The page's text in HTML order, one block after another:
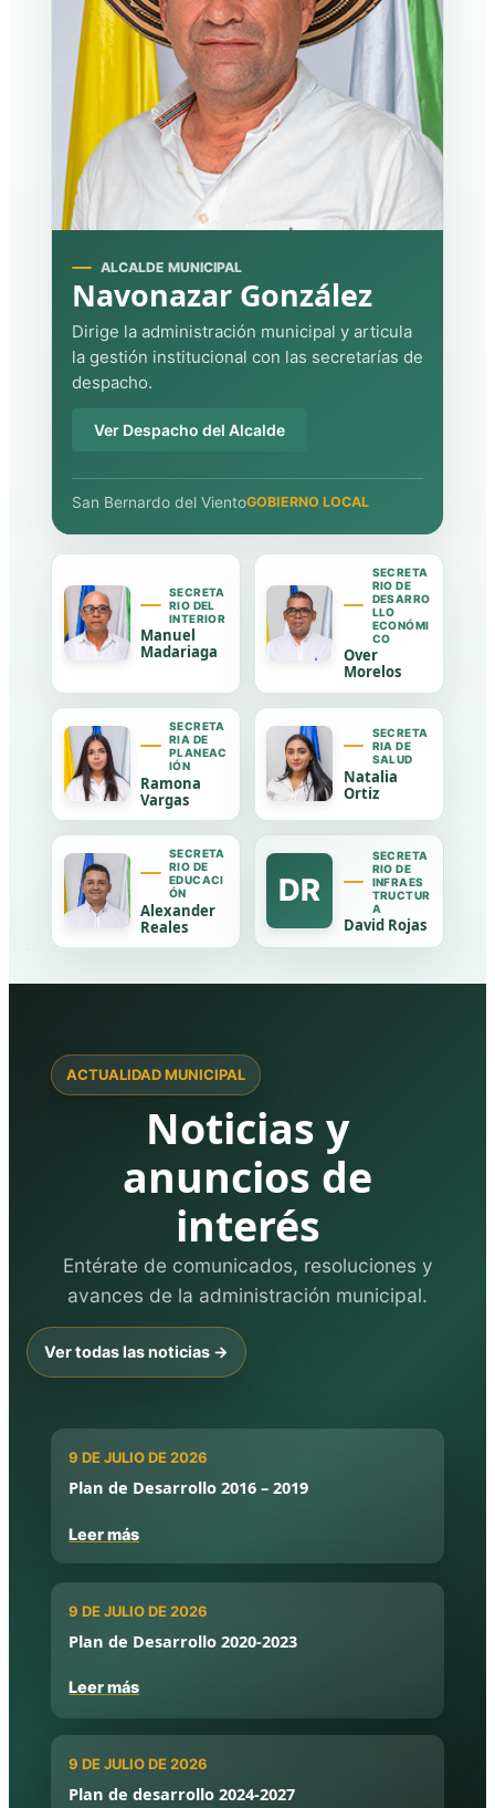
ALCALDE MUNICIPAL
Navonazar González
Dirige la administración municipal y articula
la gestión institucional con las secretarías de
despacho.
Ver Despacho del Alcalde
San Bernardo del VientoGOBIERNO LOCAL
SECRETA
RIO DEL
INTERIOR
Manuel
Madariaga
SECRETA
RIO DE
DESARRO
LLO
ECONÓMI
CO
Over
Morelos
SECRETA
RIA DE
PLANEAC
IÓN
Ramona
Vargas
SECRETA
RIA DE
SALUD
Natalia
Ortiz
SECRETA
RIO DE
EDUCACI
ÓN
Alexander
Reales
DR
SECRETA
RIO DE
INFRAES
TRUCTUR
A
David Rojas
ACTUALIDAD MUNICIPAL
Noticias y
anuncios de
interés
Entérate de comunicados, resoluciones y
avances de la administración municipal.
Ver todas las noticias →
9 DE JULIO DE 2026
Plan de Desarrollo 2016 – 2019
Leer más
9 DE JULIO DE 2026
Plan de Desarrollo 2020-2023
Leer más
9 DE JULIO DE 2026
Plan de desarrollo 2024-2027